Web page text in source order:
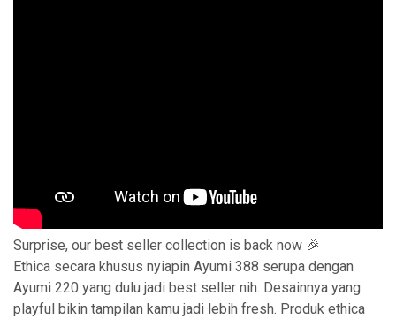
Surprise, our best seller collection is back now 🎉
Ethica secara khusus nyiapin Ayumi 388 serupa dengan
Ayumi 220 yang dulu jadi best seller nih. Desainnya yang
playful bikin tampilan kamu jadi lebih fresh. Produk ethica